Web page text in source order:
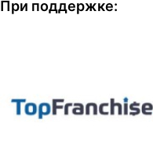
При поддержке: